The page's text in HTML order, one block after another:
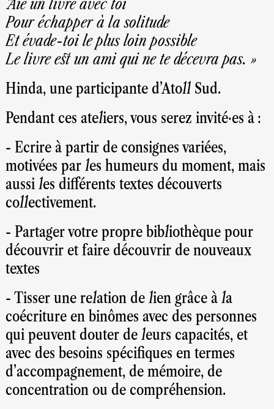
"Aie un livre avec toi
Pour échapper à la solitude
Et évade-toi le plus loin possible
Le livre est un ami qui ne te décevra pas. »
Hinda, une participante d’Atoll Sud.
Pendant ces ateliers, vous serez invité·es à :
- Ecrire à partir de consignes variées,
motivées par les humeurs du moment, mais
aussi les différents textes découverts
collectivement.
- Partager votre propre bibliothèque pour
découvrir et faire découvrir de nouveaux
textes
- Tisser une relation de lien grâce à la
coécriture en binômes avec des personnes
qui peuvent douter de leurs capacités, et
avec des besoins spécifiques en termes
d’accompagnement, de mémoire, de
concentration ou de compréhension.